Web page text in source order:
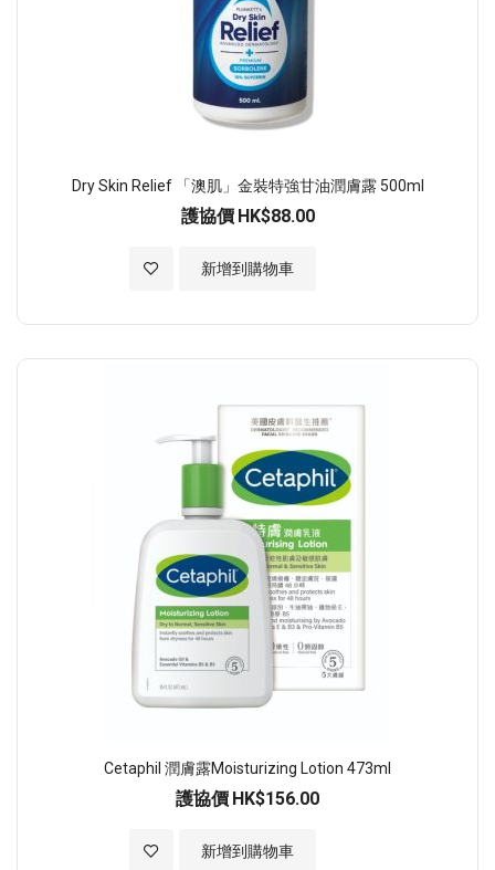
Dry Skin Relief 「澳肌」金裝特強甘油潤膚露 500ml
護協價 HK$88.00
新增到購物車
加入至願望清單
Cetaphil 潤膚露Moisturizing Lotion 473ml
護協價 HK$156.00
新增到購物車
加入至願望清單